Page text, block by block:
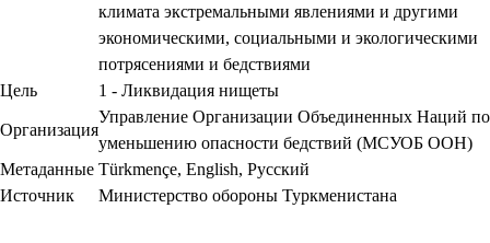
климата экстремальными явлениями и другими
экономическими, социальными и экологическими
потрясениями и бедствиями
Цель
1 - Ликвидация нищеты
Организация
Управление Организации Объединенных Наций по
уменьшению опасности бедствий (МСУОБ ООН)
Метаданные Türkmençe, English, Русский
Источник
Министерство обороны Туркменистана